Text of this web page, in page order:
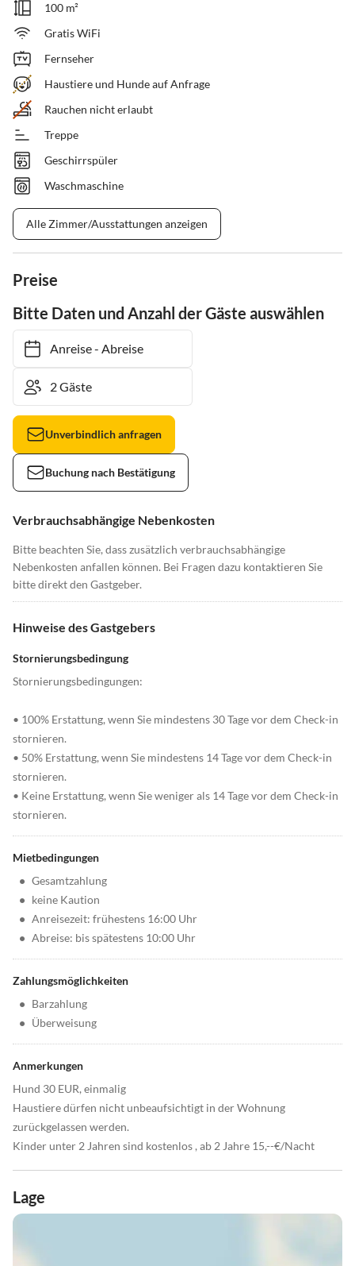
100 m²
Gratis WiFi
Fernseher
Haustiere und Hunde auf Anfrage
Rauchen nicht erlaubt
Treppe
Geschirrspüler
Waschmaschine
Alle Zimmer/Ausstattungen anzeigen
Preise
Bitte Daten und Anzahl der Gäste auswählen
Anreise- Abreise
Unverbindlich anfragen
Buchung nach Bestätigung
Verbrauchsabhängige Nebenkosten
Bitte beachten Sie, dass zusätzlich verbrauchsabhängige
Nebenkosten anfallen können. Bei Fragen dazu kontaktieren Sie
bitte direkt den Gastgeber.
Hinweise des Gastgebers
Stornierungsbedingung
Stornierungsbedingungen:
• 100% Erstattung, wenn Sie mindestens 30 Tage vor dem Check-in
stornieren.
• 50% Erstattung, wenn Sie mindestens 14 Tage vor dem Check-in
stornieren.
• Keine Erstattung, wenn Sie weniger als 14 Tage vor dem Check-in
stornieren.
Mietbedingungen
• Gesamtzahlung
• keine Kaution
• Anreisezeit: frühestens 16:00 Uhr
• Abreise: bis spätestens 10:00 Uhr
Zahlungsmöglichkeiten
• Barzahlung
• Überweisung
Anmerkungen
Hund 30 EUR, einmalig
Haustiere dürfen nicht unbeaufsichtigt in der Wohnung
zurückgelassen werden.
Kinder unter 2 Jahren sind kostenlos , ab 2 Jahre 15,--€/Nacht
Lage